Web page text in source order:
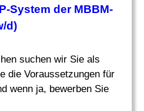
System der MBBM-
d)
suchen wir Sie als
die Voraussetzungen für
wenn ja, bewerben Sie